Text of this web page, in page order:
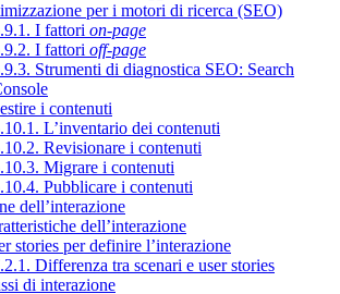
per i motori di ricerca (SEO)
I fattori on-page
I fattori off-page
Strumenti di diagnostica SEO: Search
i contenuti
L’inventario dei contenuti
Revisionare i contenuti
Migrare i contenuti
Pubblicare i contenuti
dell’interazione
dell’interazione
stories per definire l’interazione
Differenza tra scenari e user stories
di interazione